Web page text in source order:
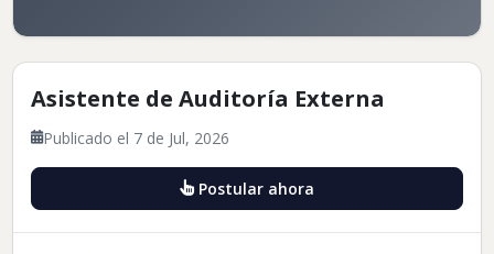
Asistente de Auditoría Externa
Publicado el 7 de Jul, 2026
Postular ahora